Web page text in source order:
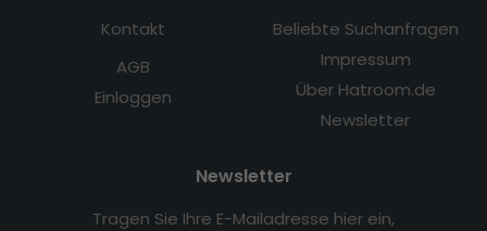
Kontakt
AGB
Einloggen
Beliebte Suchanfragen
Impressum
Über Hatroom.de
Newsletter
Newsletter
Tragen Sie Ihre E-Mailadresse hier ein,